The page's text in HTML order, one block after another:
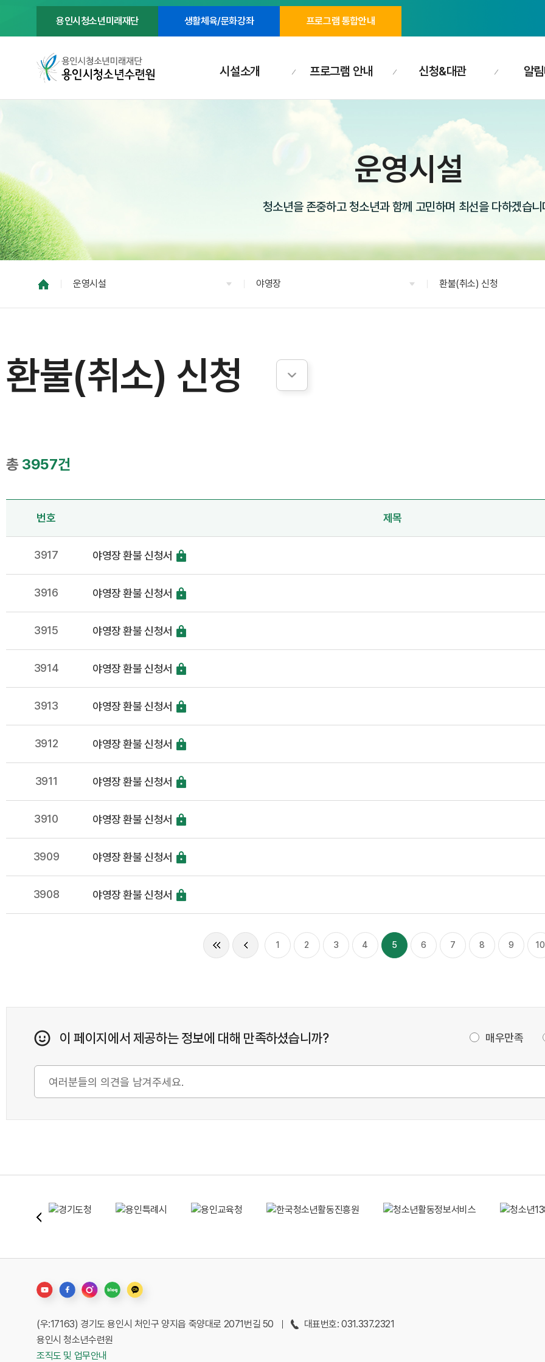
용인시청소년미래재단 생활체육/문화강좌 프로그램 통합안내
시설소개 프로그램 안내 신청&대관 알
운영시설
청소년을 존중하고 청소년과 함께 고민하며 최선을 다하겠습니
운영시설 야영장 환불(취소) 신청
환불(취소) 신청
총 3957건
번호 제목
3917 야영장 환불 신청서
3916 야영장 환불 신청서
3915 야영장 환불 신청서
3914 야영장 환불 신청서
3913 야영장 환불 신청서
3912 야영장 환불 신청서
3911 야영장 환불 신청서
3910 야영장 환불 신청서
3909 야영장 환불 신청서
3908 야영장 환불 신청서
1 2 3 4 5 6 7 8 9 10
이 페이지에서 제공하는 정보에 대해 만족하셨습니까? 매우만족
(우:17163) 경기도 용인시 처인구 양지읍 죽양대로 2071번길 50
대표번호: 031.337.2321
용인시 청소년수련원
조직도 및 업무안내